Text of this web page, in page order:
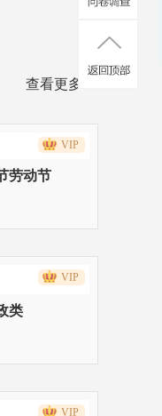
查看更多>>
VIP
劳动节
VIP
类
VIP